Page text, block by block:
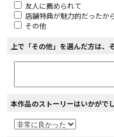
友人に薦められて
店舗特典が魅力的だったか
その他
上で「その他」を選んだ方は、
本作品のストーリーはいかがで